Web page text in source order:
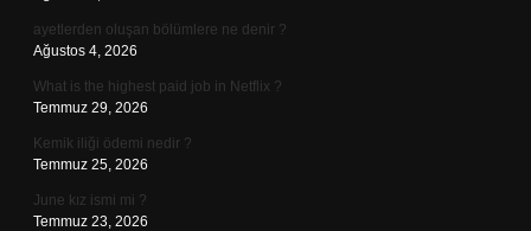
ayetlerden oluşan bölümlere ne denir ?
Ağustos 4, 2026
What is the highest paid job in Netflix ?
Temmuz 29, 2026
Kemik iliği ödemi nedir ?
Temmuz 25, 2026
June kız ismi mi ?
Temmuz 23, 2026